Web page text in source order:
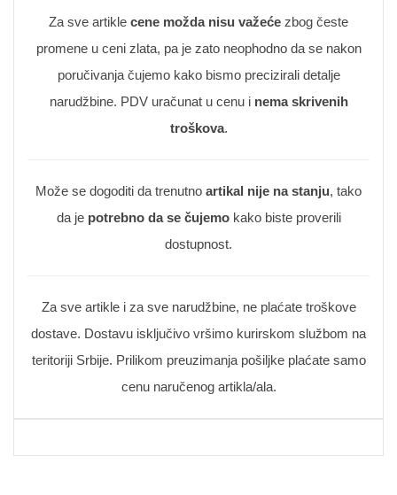
Za sve artikle cene možda nisu važeće zbog česte
promene u ceni zlata, pa je zato neophodno da se nakon
poručivanja čujemo kako bismo precizirali detalje
narudžbine. PDV uračunat u cenu i nema skrivenih
troškova.
Može se dogoditi da trenutno artikal nije na stanju, tako
da je potrebno da se čujemokako biste proverili
dostupnost.
Za sve artikle i za sve narudžbine, ne plaćate troškove
dostave. Dostavu isključivo vršimo kurirskom službom na
teritoriji Srbije. Prilikom preuzimanja pošiljke plaćate samo
cenu naručenog artikla/ala.